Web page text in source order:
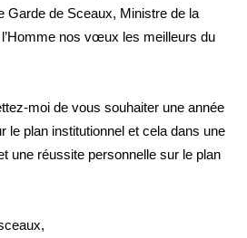
Garde de Sceaux, Ministre de la
nos vœux les meilleurs du
moi de vous souhaiter une année
le plan institutionnel et cela dans une
une réussite personnelle sur le plan